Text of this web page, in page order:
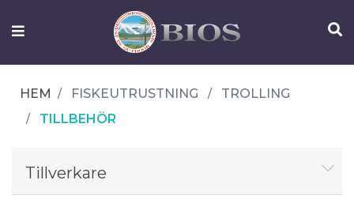
FISKEUTRUSTNING
OM
IFISH
KONTAKTA
OSS
HEM FISKEUTRUSTNING
TROLLING
TILLBEHÖR
Tillverkare